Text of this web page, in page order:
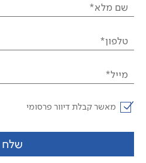
שם מלא*
טלפון*
מייל*
מאשר קבלת דיוור פרסומי
שלח